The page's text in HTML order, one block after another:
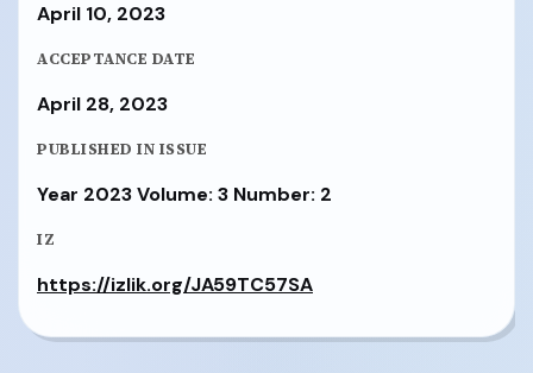
April 10, 2023
ACCEPTANCE DATE
April 28, 2023
PUBLISHED IN ISSUE
Year 2023 Volume: 3 Number: 2
IZ
https://izlik.org/JA59TC57SA